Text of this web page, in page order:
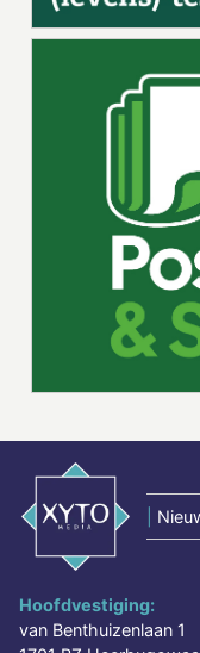
Hoofdvestiging:
van Benthuizenlaan 1